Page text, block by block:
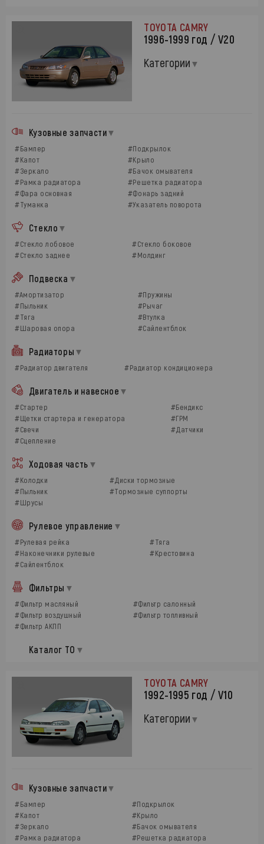
TOYOTA CAMRY
1996-1999 год / V20
Категории
Кузовные запчасти
#Бампер
#Подкрылок
#Капот
#Крыло
#Зеркало
#Бачок омывателя
#Рамка радиатора
#Решетка радиатора
#Фара основная
#Фонарь задний
#Туманка
#Указатель поворота
Стекло
#Стекло лобовое
#Стекло боковое
#Стекло заднее
#Молдинг
Подвеска
#Амортизатор
#Пружины
#Пыльник
#Рычаг
#Тяга
#Втулка
#Шаровая опора
#Сайлентблок
Радиаторы
#Радиатор двигателя #Радиатор кондиционера
Двигатель и навесное
#Стартер
#Бендикс
#Щетки стартера и генератора
#ГРМ
#Свечи
#Датчики
#Сцепление
Ходовая часть
#Колодки
#Диски тормозные
#Пыльник
#Тормозные суппорты
#Шрусы
Рулевое управление
#Рулевая рейка
#Тяга
#Наконечники рулевые
#Крестовина
#Сайлентблок
Фильтры
#Фильтр масляный
#Фильтр салонный
#Фильтр воздушный
#Фильтр топливный
#Фильтр АКПП
Каталог ТО
TOYOTA CAMRY
1992-1995 год / V10
Категории
Кузовные запчасти
#Бампер
#Подкрылок
#Капот
#Крыло
#Зеркало
#Бачок омывателя
#Рамка радиатора
#Решетка радиатора